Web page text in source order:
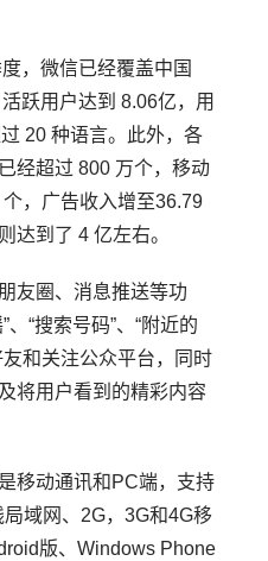
微信已经覆盖中国
跃用户达到 8.06亿，用
20 种语言。此外，各
经超过 800 万个，移动
，广告收入增至36.79
达到了 4 亿左右。
圈、消息推送等功
“搜索号码”、“附近的
和关注公众平台，同时
将用户看到的精彩内容
动通讯和PC端，支持
域网、2G，3G和4G移
版、Windows Phone